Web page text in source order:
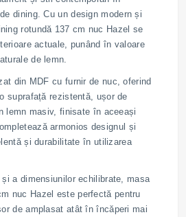
dining. Cu un design modern și
rotundă 137 cm nuc Hazel se
actuale, punând în valoare
de lemn.
din MDF cu furnir de nuc, oferind
suprafață rezistentă, ușor de
lemn masiv, finisate în aceeași
armonios designul și
și durabilitate în utilizarea
a dimensiunilor echilibrate, masa
nuc Hazel este perfectă pentru
de amplasat atât în încăperi mai